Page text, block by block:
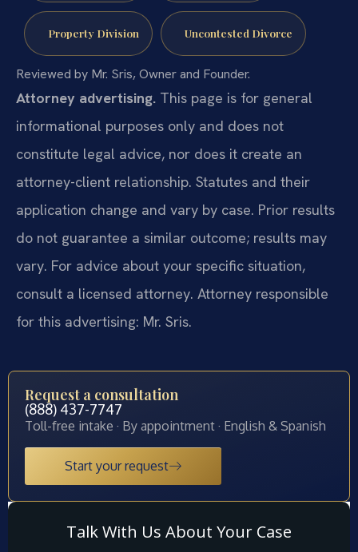
Property Division Uncontested Divorce
Reviewed by Mr. Sris, Owner and Founder.
Attorney advertising. This page is for general
informational purposes only and does not
constitute legal advice, nor does it create an
attorney-client relationship. Statutes and their
application change and vary by case. Prior results
do not guarantee a similar outcome; results may
vary. For advice about your specific situation,
consult a licensed attorney. Attorney responsible
for this advertising: Mr. Sris.
Request a consultation
(888) 437-7747
Toll-free intake · By appointment · English & Spanish
Start your request